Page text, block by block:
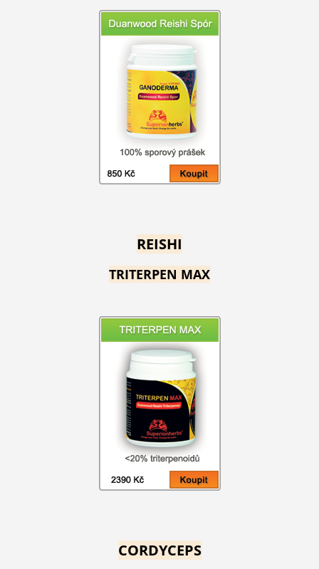
REISHI
TRITERPEN MAX
CORDYCEPS